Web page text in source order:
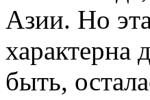
Азии. Но
характерна
быть,